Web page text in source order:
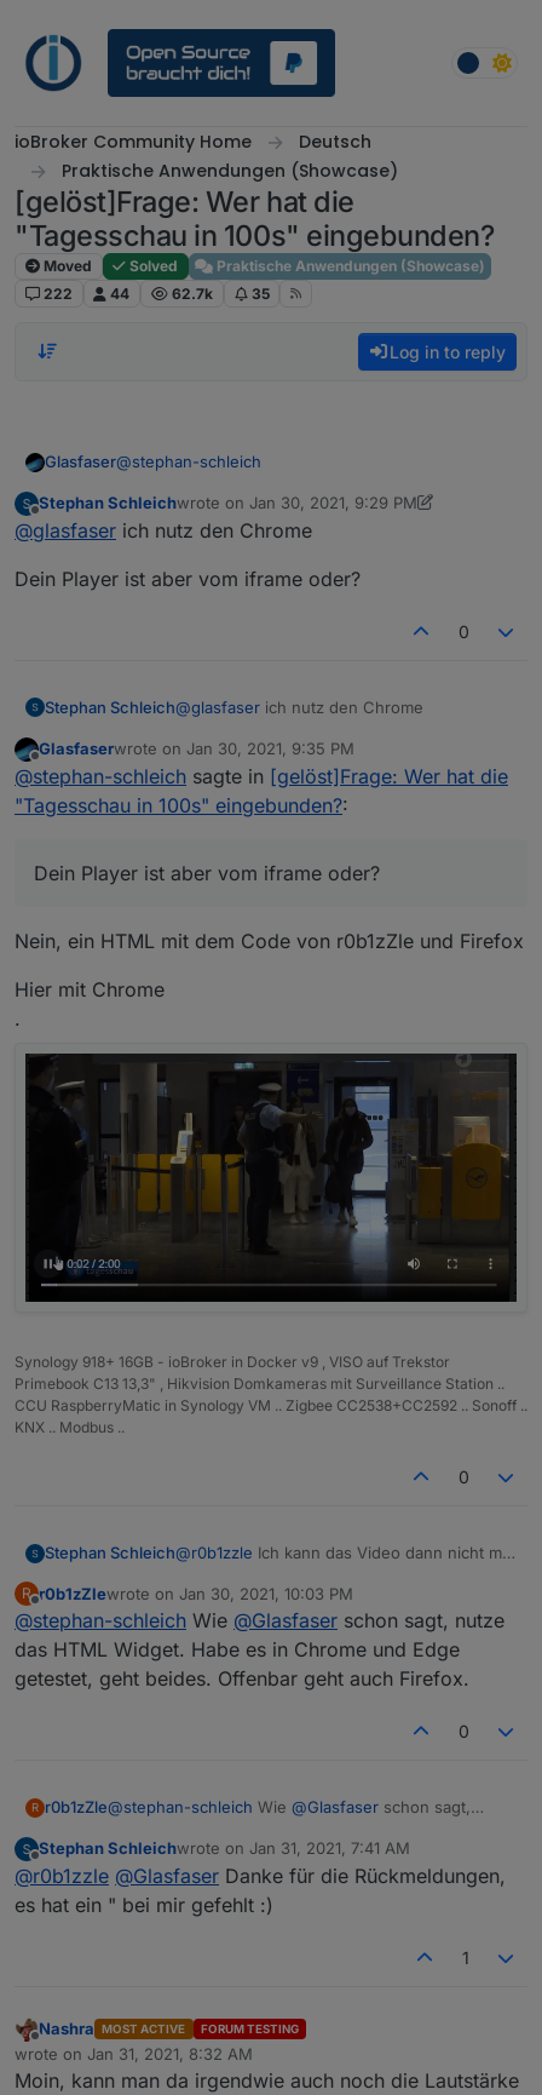
ioBroker Community Home
Deutsch
Praktische Anwendungen (Showcase)
[gelöst]Frage: Wer hat die
"Tagesschau in 100s" eingebunden?
Moved Solved
Praktische Anwendungen (Showcase)
222
44 62.7k 35
Log in to reply
Glasfaser@stephan-schleich
Vermutlich liegt es an deinem Browser !?
Offline
Stephan Schleichwrote on Jan 30, 2021, 9:29 PM
last edited by Stephan SchleichJan 30, 2021,
@glasfaser ich nutz den Chrome
Dein Player ist aber vom iframe oder?
0
Stephan Schleich@glasfaser ich nutz den Chrome
Dein Player ist aber vom iframe oder?
Offline
Glasfaserwrote on Jan 30, 2021, 9:35 PM
last edited by
@stephan-schleich sagte in [gelöst]Frage: Wer hat die
"Tagesschau in 100s" eingebunden?:
Dein Player ist aber vom iframe oder?
Nein, ein HTML mit dem Code von r0b1zZle und Firefox
Hier mit Chrome
.
Synology 918+ 16GB - ioBroker in Docker v9 , VISO auf Trekstor
Primebook C13 13,3" , Hikvision Domkameras mit Surveillance Station ..
CCU RaspberryMatic in Synology VM .. Zigbee CC2538+CC2592 .. Sonoff ..
KNX .. Modbus ..
0
Stephan Schleich@r0b1zzle Ich kann das Video dann nicht mal
R
Offline
r0b1zZlewrote on Jan 30, 2021, 10:03 PM
last edited by
@stephan-schleich Wie @Glasfaser schon sagt, nutze
das HTML Widget. Habe es in Chrome und Edge
getestet, geht beides. Offenbar geht auch Firefox.
0
R r0b1zZle@stephan-schleich Wie @Glasfaser schon sagt,
Edge getestet, geht beides. Offenbar geht auch
Firefox.
Offline
Stephan Schleichwrote on Jan 31, 2021, 7:41 AM
last edited by
@r0b1zzle @Glasfaser Danke für die Rückmeldungen,
es hat ein " bei mir gefehlt :)
1
Offline
Nashra MOST ACTIVE FORUM TESTING
wrote on Jan 31, 2021, 8:32 AM
last edited by
Moin, kann man da irgendwie auch noch die Lautstärke